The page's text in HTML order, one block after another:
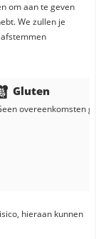
om aan te geven
We zullen je
Gluten
overeenkomsten
hieraan kunnen